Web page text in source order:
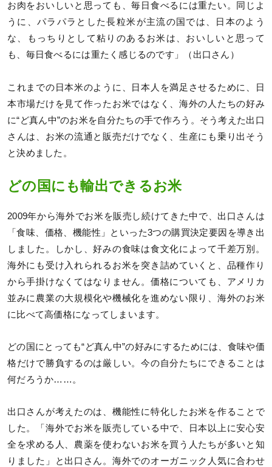
お肉をおいしいと思っても、毎日食べるには重たい。同じよ
うに、パラパラとした長粒米が主流の国では、日本のよう
な、もっちりとして粘りのあるお米は、おいしいと思って
も、毎日食べるには重たく感じるのです」（出口さん）
これまでの日本米のように、日本人を満足させるために、日
本市場だけを見て作ったお米ではなく、海外の人たちの好み
に“ど真ん中”のお米を自分たちの手で作ろう。そう考えた出口
さんは、お米の流通と販売だけでなく、生産にも乗り出そう
と決めました。
どの国にも輸出できるお米
2009年から海外でお米を販売し続けてきた中で、出口さんは
「食味、価格、機能性」といった3つの購買決定要因を導き出
しました。しかし、好みの食味は食文化によって千差万別。
海外にも受け入れられるお米を突き詰めていくと、品種作り
から手掛けなくてはなりません。価格についても、アメリカ
並みに農業の大規模化や機械化を進めない限り、海外のお米
に比べて高価格になってしまいます。
どの国にとっても“ど真ん中”の好みにするためには、食味や価
格だけで勝負するのは厳しい。今の自分たちにできることは
何だろうか……。
出口さんが考えたのは、機能性に特化したお米を作ることで
した。「海外でお米を販売している中で、日本以上に安心安
全を求める人、農薬を使わないお米を買う人たちが多いと知
りました」と出口さん。海外でのオーガニック人気に合わせ